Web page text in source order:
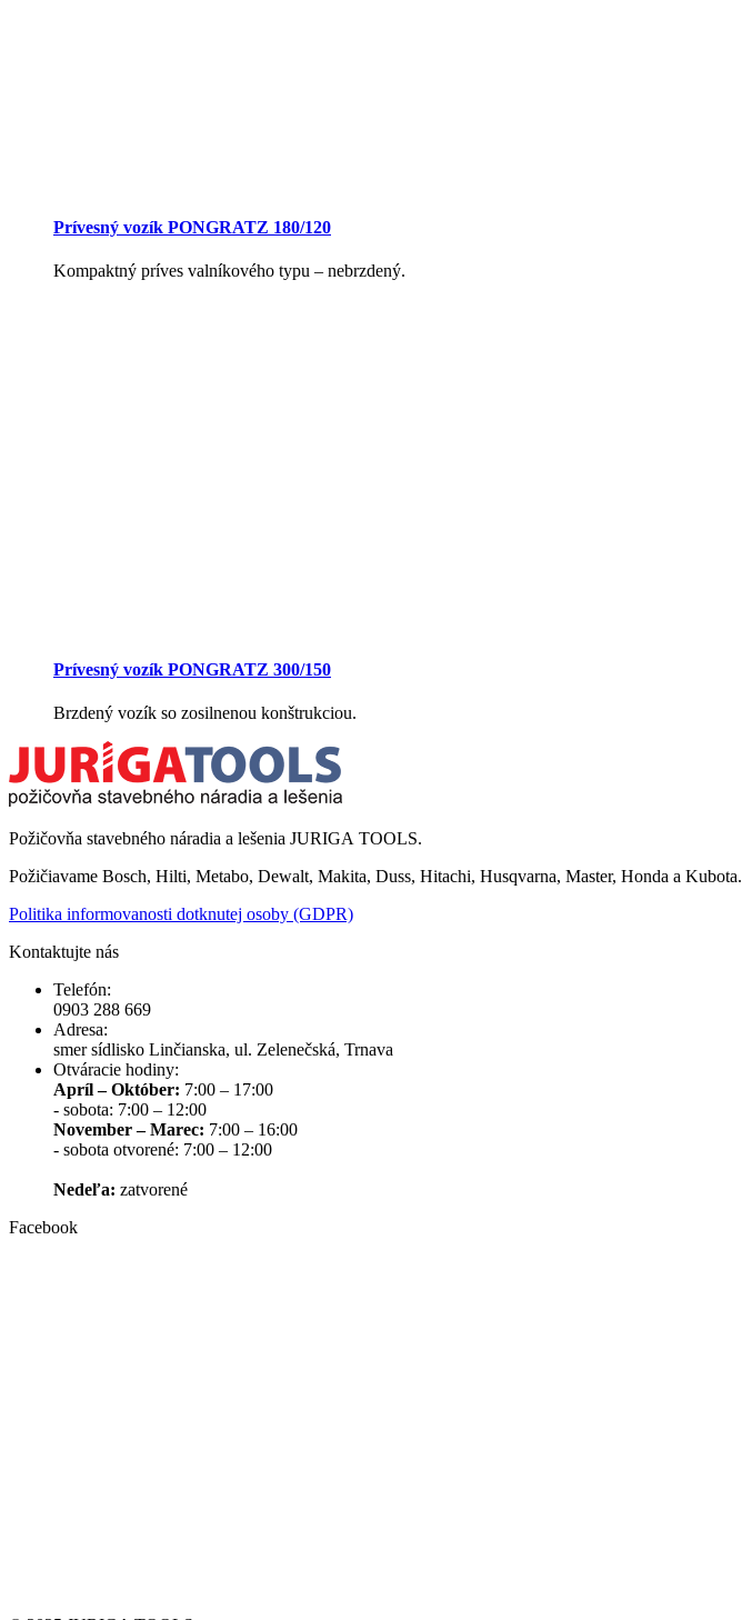
Prívesný vozík PONGRATZ 180/120
Kompaktný príves valníkového typu – nebrzdený.
Prívesný vozík PONGRATZ 300/150
Brzdený vozík so zosilnenou konštrukciou.
Požičovňa stavebného náradia a lešenia JURIGA TOOLS.
Požičiavame Bosch, Hilti, Metabo, Dewalt, Makita, Duss, Hitachi, Husqvarna, Master, Honda a Kubota.
Politika informovanosti dotknutej osoby (GDPR)
Kontaktujte nás
Telefón:
0903 288 669
Adresa:
smer sídlisko Linčianska, ul. Zelenečská, Trnava
Otváracie hodiny:
Apríl – Október: 7:00 – 17:00
- sobota: 7:00 – 12:00
November – Marec: 7:00 – 16:00
- sobota otvorené: 7:00 – 12:00
Nedeľa: zatvorené
Facebook